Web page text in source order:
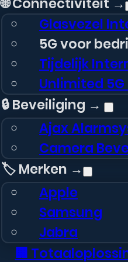
Glasvezel
5G voor
Tijdelijk
Unlimited 5G
🔒 Beveiliging →
Ajax
Camera
🏷️ Merken →
Apple
Samsung
Jabra
🏢